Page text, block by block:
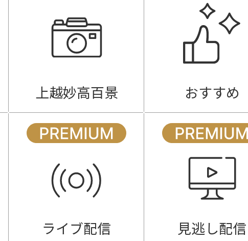
上越妙高百景 おすすめ
ライブ配信 見逃し配信